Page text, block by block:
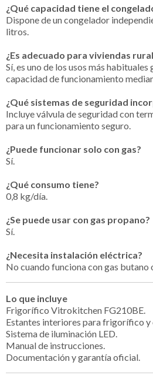
¿Qué capacidad tiene el
Dispone de un congelador
litros.
¿Es adecuado para viviendas
Sí, es uno de los usos más
capacidad de funcionamiento
¿Qué sistemas de seguridad
Incluye válvula de seguridad con
para un funcionamiento seguro.
¿Puede funcionar solo con gas?
Sí.
¿Qué consumo tiene?
0,8 kg/día.
¿Se puede usar con gas propano?
Sí.
¿Necesita instalación eléctrica?
No cuando funciona con gas butano
Lo que incluye
Frigorífico Vitrokitchen FG210BE.
Estantes interiores para frigorífico y
Sistema de iluminación LED.
Manual de instrucciones.
Documentación y garantía oficial.